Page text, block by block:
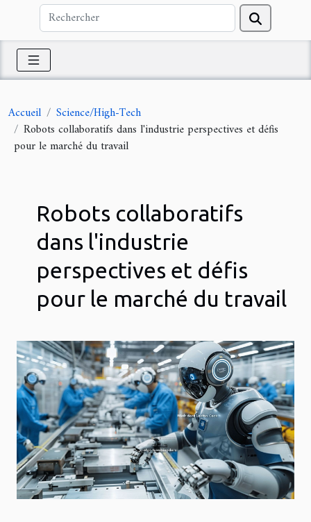
Accueil
Science/High-Tech
Robots collaboratifs dans l'industrie perspectives et défis
pour le marché du travail
Robots collaboratifs
dans l'industrie
perspectives et défis
pour le marché du travail